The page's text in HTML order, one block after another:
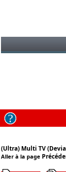
(Ultra) Multi TV
Aller à la page